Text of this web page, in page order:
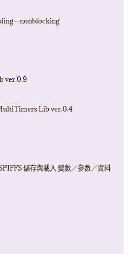
－nonblocking
ver.0.9
Lib ver.0.4
儲存與載入 變數／參數／資料